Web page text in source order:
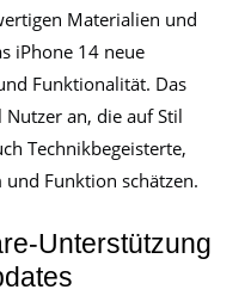
Materialien und
iPhone 14 neue
Funktionalität. Das
an, die auf Stil
Technikbegeisterte,
Funktion schätzen.
Unterstützung